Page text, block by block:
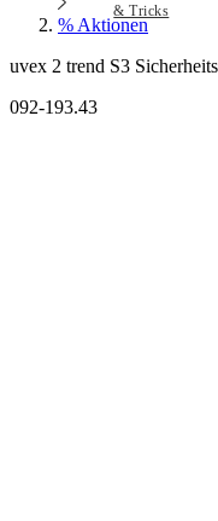
& Tricks
% Aktionen
uvex 2 trend S3
092-193.43